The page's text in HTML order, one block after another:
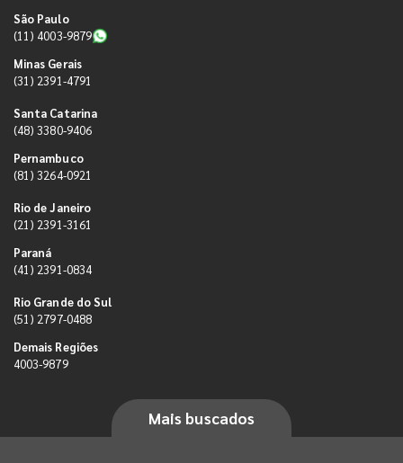
São Paulo
(11) 4003-9879
Minas Gerais
(31) 2391-4791
Santa Catarina
(48) 3380-9406
Pernambuco
(81) 3264-0921
Rio de Janeiro
(21) 2391-3161
Paraná
(41) 2391-0834
Rio Grande do Sul
(51) 2797-0488
Demais Regiões
4003-9879
Mais buscados